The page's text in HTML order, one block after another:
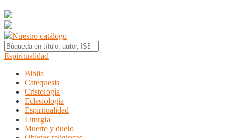
Nuestro catálogo
Espiritualidad
Biblia
Catequesis
Cristología
Eclesiología
Espiritualidad
Liturgia
Muerte y duelo